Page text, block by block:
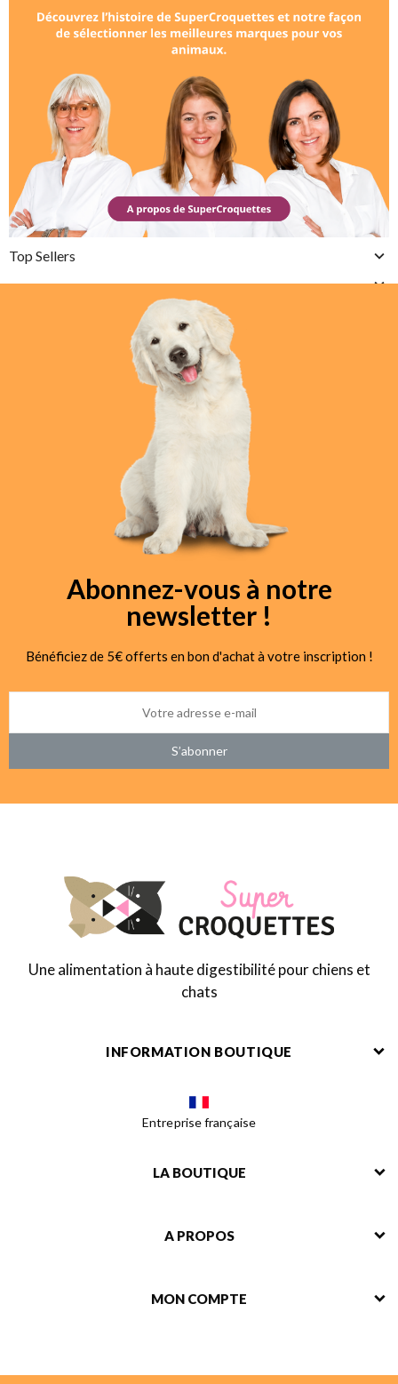
Top Sellers
Abonnez-vous à notre
newsletter !
Bénéficiez de 5€ offerts en bon d'achat à votre inscription !
S’abonner
Une alimentation à haute digestibilité pour chiens et
chats
INFORMATION BOUTIQUE
Entreprise française
LA BOUTIQUE
A PROPOS
MON COMPTE